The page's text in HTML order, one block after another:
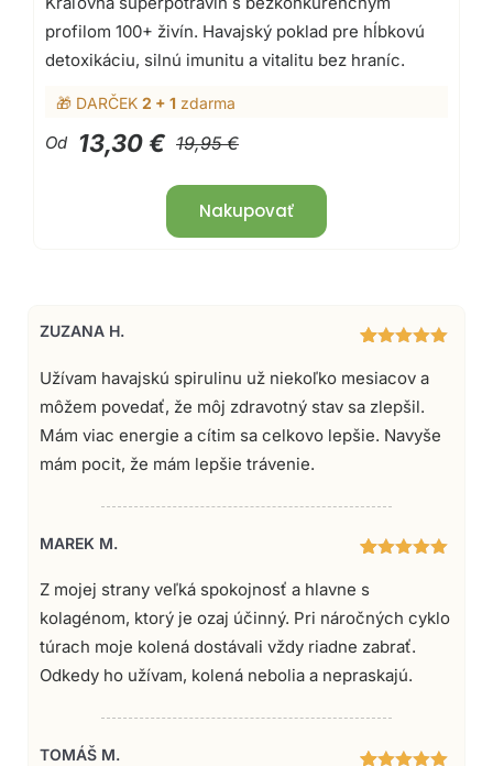
5.00z 5
na základe
zákazníckych
recenzií
profilom 100+ živín. Havajský poklad pre hĺbkovú
detoxikáciu, silnú imunitu a vitalitu bez hraníc.
🎁 DARČEK 2 + 1 zdarma
Od 13,30 € 19,95 €
Nakupovať
ZUZANA H.
5.00z 5
zákazníckych
recenzií
Užívam havajskú spirulinu už niekoľko mesiacov a
môžem povedať, že môj zdravotný stav sa zlepšil.
Mám viac energie a cítim sa celkovo lepšie. Navyše
mám pocit, že mám lepšie trávenie.
MAREK M.
zákazníckych
recenzií
Z mojej strany veľká spokojnosť a hlavne s
kolagénom, ktorý je ozaj účinný. Pri náročných cyklo
túrach moje kolená dostávali vždy riadne zabrať.
Odkedy ho užívam, kolená nebolia a nepraskajú.
TOMÁŠ M.